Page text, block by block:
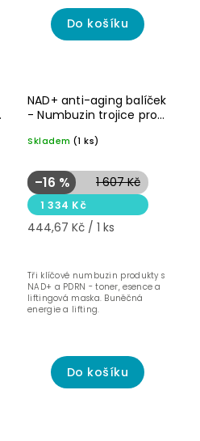
Do košíku
Novinka☝🏻
NAD+ anti-aging balíček
- Numbuzin trojice pro
Skladem (1 ks)
1 607 Kč
–16 %
1 334 Kč
444,67 Kč / 1 ks
Do košíku
Tři klíčové numbuzin produkty s
NAD+ a PDRN - toner, esence a
liftingová maska. Buněčná
energie a lifting.